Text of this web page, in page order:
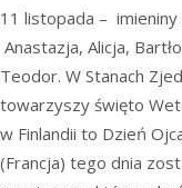
11 listopada – imieniny
Anastazja, Alicja,
Teodor. W Stanach
towarzyszy święto
w Finlandii to Dzień
(Francja) tego dnia